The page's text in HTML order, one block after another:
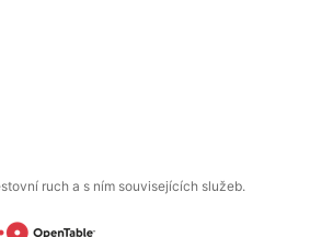
ruch a s ním souvisejících služeb.